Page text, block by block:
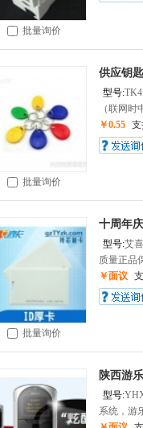
批量询价
批量询价
供应钥
型号:
（联网
￥0.55
批量询价
十周年
型号:艾
质量正品
￥面议
陕西游
型号:
系统，游